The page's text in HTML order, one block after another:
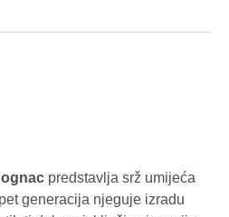
predstavlja srž umijeća
generacija njeguje izradu